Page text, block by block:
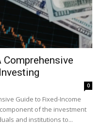
Comprehensive
0
Guide to Fixed-Income
of the investment
and institutions to...